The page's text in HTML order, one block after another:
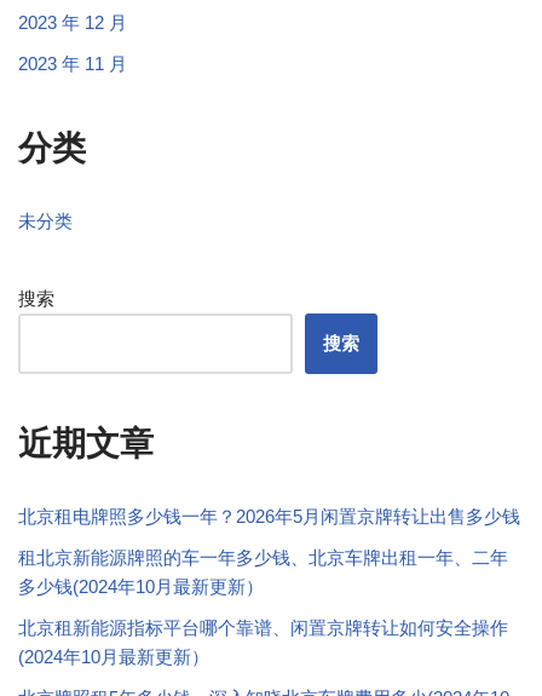
2023 年 12 月
2023 年 11 月
分类
未分类
搜索
搜索
近期文章
北京租电牌照多少钱一年？2026年5月闲置京牌转让出售多少钱
租北京新能源牌照的车一年多少钱、北京车牌出租一年、二年
多少钱(2024年10月最新更新）
北京租新能源指标平台哪个靠谱、闲置京牌转让如何安全操作
(2024年10月最新更新）